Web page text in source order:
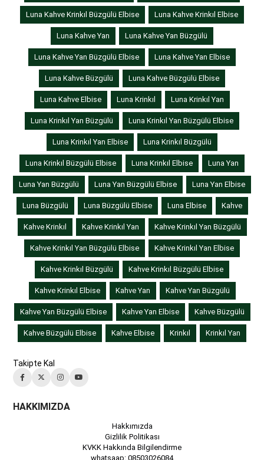
Luna Kahve Krinkıl Büzgülü Elbise Luna Kahve Krinkıl Elbise
Luna Kahve Yan Luna Kahve Yan Büzgülü
Luna Kahve Yan Büzgülü Elbise Luna Kahve Yan Elbise
Luna Kahve Büzgülü Luna Kahve Büzgülü Elbise
Luna Kahve Elbise Luna Krinkıl Luna Krinkıl Yan
Luna Krinkıl Yan Büzgülü Luna Krinkıl Yan Büzgülü Elbise
Luna Krinkıl Yan Elbise Luna Krinkıl Büzgülü
Luna Krinkıl Büzgülü Elbise Luna Krinkıl Elbise Luna Yan
Luna Yan Büzgülü Luna Yan Büzgülü Elbise Luna Yan Elbise
Luna Büzgülü Luna Büzgülü Elbise Luna Elbise Kahve
Kahve Krinkıl Kahve Krinkıl Yan Kahve Krinkıl Yan Büzgülü
Kahve Krinkıl Yan Büzgülü Elbise Kahve Krinkıl Yan Elbise
Kahve Krinkıl Büzgülü Kahve Krinkıl Büzgülü Elbise
Kahve Krinkıl Elbise Kahve Yan Kahve Yan Büzgülü
Kahve Yan Büzgülü Elbise Kahve Yan Elbise Kahve Büzgülü
Kahve Büzgülü Elbise Kahve Elbise Krinkıl Krinkıl Yan
Takipte Kal
HAKKIMIZDA
Hakkımızda
Gizlilik Politikası
KVKK Hakkında Bilgilendirme
whatsaap: 08503026084